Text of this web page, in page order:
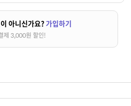
아니신가요?가입하기
제 3,000원 할인!